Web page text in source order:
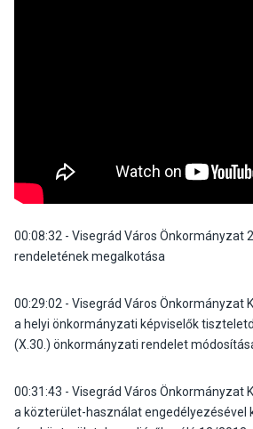
00:08:32 - Visegrád Város Önkormányzat
rendeletének megalkotása
00:29:02 - Visegrád Város Önkormányzat
a helyi önkormányzati képviselők
(X.30.) önkormányzati rendelet
00:31:43 - Visegrád Város Önkormányzat
a közterület-használat engedélyezésével